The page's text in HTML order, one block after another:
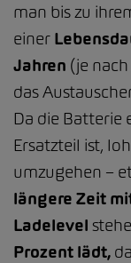
man bis zu
einer
Jahren (je
das
Da die Batterie
Ersatzteil ist,
umzugehen –
längere Zeit
Ladelevel
Prozent lädt,